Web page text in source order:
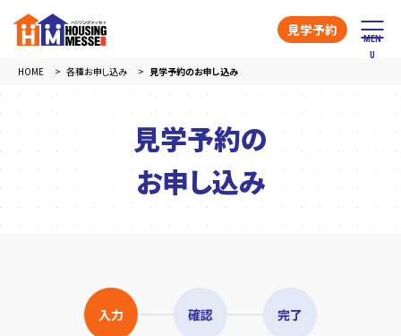
見学予約
HOME 各種お申し込み 見学予約のお申し込み
見学予約の
お申し込み
入力 確認 完了